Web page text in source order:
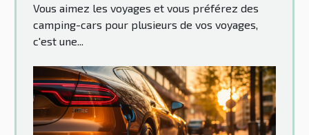
Vous aimez les voyages et vous préférez des
camping-cars pour plusieurs de vos voyages,
c'est une...